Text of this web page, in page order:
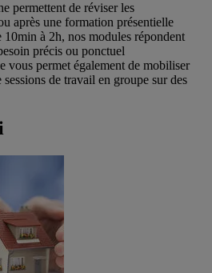
permettent de réviser les
après une formation présentielle
10min à 2h, nos modules répondent
précis ou ponctuel
vous permet également de mobiliser
de travail en groupe sur des